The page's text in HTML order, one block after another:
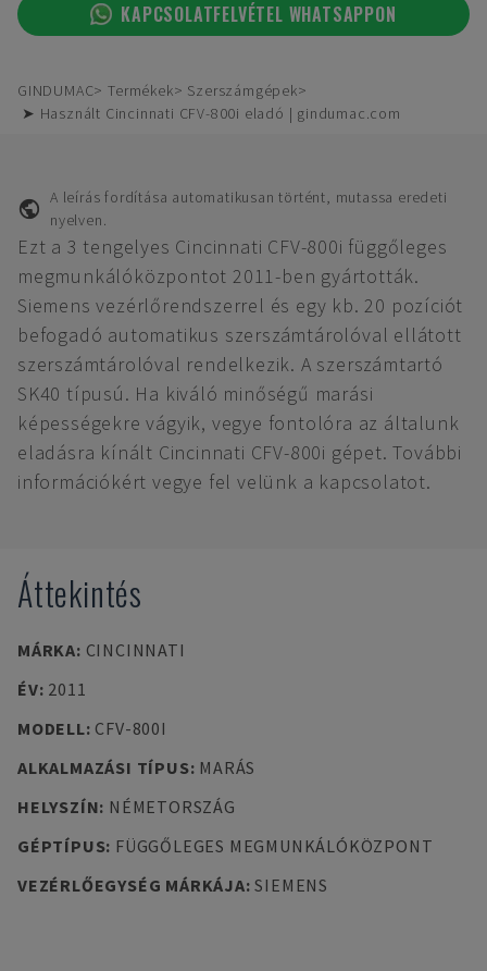
KAPCSOLATFELVÉTEL WHATSAPPON
GINDUMAC Termékek
Szerszámgépek
➤ Használt Cincinnati CFV-800i eladó | gindumac.com
A leírás fordítása automatikusan történt, mutassa eredeti
nyelven.
Ezt a 3 tengelyes Cincinnati CFV-800i függőleges
megmunkálóközpontot 2011-ben gyártották.
Siemens vezérlőrendszerrel és egy kb. 20 pozíciót
befogadó automatikus szerszámtárolóval ellátott
szerszámtárolóval rendelkezik. A szerszámtartó
SK40 típusú. Ha kiváló minőségű marási
képességekre vágyik, vegye fontolóra az általunk
eladásra kínált Cincinnati CFV-800i gépet. További
információkért vegye fel velünk a kapcsolatot.
Áttekintés
MÁRKA: CINCINNATI
ÉV: 2011
MODELL: CFV-800I
ALKALMAZÁSI TÍPUS: MARÁS
HELYSZÍN: NÉMETORSZÁG
GÉPTÍPUS: FÜGGŐLEGES MEGMUNKÁLÓKÖZPONT
VEZÉRLŐEGYSÉG MÁRKÁJA:SIEMENS